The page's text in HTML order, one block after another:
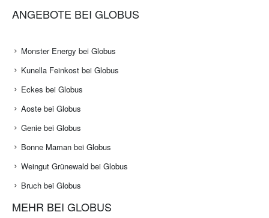
ANGEBOTE BEI GLOBUS
Monster Energy bei Globus
Kunella Feinkost bei Globus
Eckes bei Globus
Aoste bei Globus
Genie bei Globus
Bonne Maman bei Globus
Weingut Grünewald bei Globus
Bruch bei Globus
MEHR BEI GLOBUS